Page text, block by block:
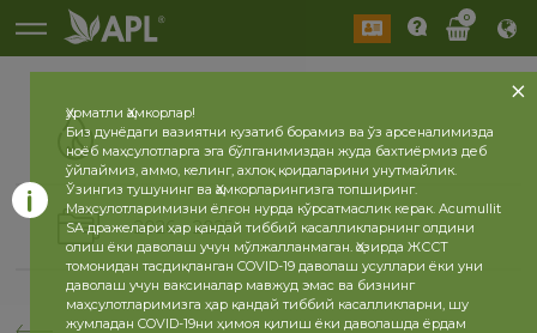
0
2026 2025
Ҳурматли Ҳамкорлар!
Биз дунёдаги вазиятни кузатиб борамиз ва ўз арсеналимизда
ноёб маҳсулотларга эга бўлганимиздан жуда бахтиёрмиз деб
ўйлаймиз, аммо, келинг, ахлоқ қоидаларини унутмайлик.
Ўзингиз тушунинг ва Ҳамкорларингизга топширинг.
Маҳсулотларимизни ёлғон нурда кўрсатмаслик керак. Acumullit
SA дражелари ҳар қандай тиббий касалликларнинг олдини
олиш ёки даволаш учун мўлжалланмаган. Ҳозирда ЖССТ
томонидан тасдиқланган COVID-19 даволаш усуллари ёки уни
даволаш учун ваксиналар мавжуд эмас ва бизнинг
маҳсулотларимизга ҳар қандай тиббий касалликларни, шу
жумладан COVID-19ни ҳимоя қилиш ёки даволашда ёрдам